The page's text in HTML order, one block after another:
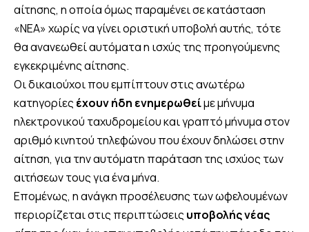
αίτησης, η οποία όμως παραμένει σε κατάσταση
«ΝΕΑ» χωρίς να γίνει οριστική υποβολή αυτής, τότε
θα ανανεωθεί αυτόματα η ισχύς της προηγούμενης
εγκεκριμένης αίτησης.
Οι δικαιούχοι που εμπίπτουν στις ανωτέρω
κατηγορίες έχουν ήδη ενημερωθείμε μήνυμα
ηλεκτρονικού ταχυδρομείου και γραπτό μήνυμα στον
αριθμό κινητού τηλεφώνου που έχουν δηλώσει στην
αίτηση, για την αυτόματη παράταση της ισχύος των
αιτήσεων τους για ένα μήνα.
Επομένως, η ανάγκη προσέλευσης των ωφελουμένων
περιορίζεται στις περιπτώσεις υποβολής νέας